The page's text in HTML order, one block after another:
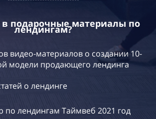
в подарочные материалы по
лендингам?
видео-материалов о создании 10-
модели продающего лендинга
о лендинге
по лендингам Таймвеб 2021 год